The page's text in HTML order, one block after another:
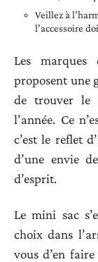
Veillez à
l’accessoire
Les
proposent une
de trouver le
l’année. Ce
c’est le reflet
d’une envie
d’esprit.
Le mini sac
choix dans
vous d’en